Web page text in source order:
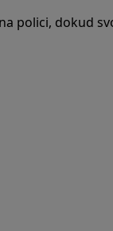
polici, dokud